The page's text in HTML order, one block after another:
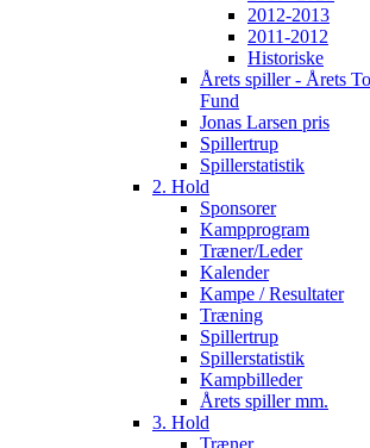
2012-2013
2011-2012
Historiske
Årets spiller - Årets
Fund
Jonas Larsen pris
Spillertrup
Spillerstatistik
2. Hold
Sponsorer
Kampprogram
Træner/Leder
Kalender
Kampe / Resultater
Træning
Spillertrup
Spillerstatistik
Kampbilleder
Årets spiller mm.
3. Hold
Træner